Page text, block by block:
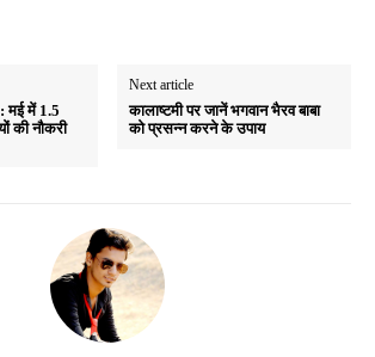
मई में 1.5
की नौकरी
Next article
कालाष्टमी पर जानें भगवान भैरव बाबा
को प्रसन्न करने के उपाय